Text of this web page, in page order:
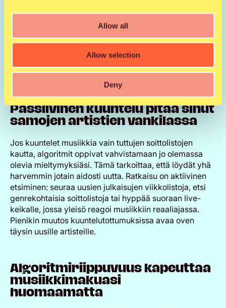
Allow all
Allow selection
Deny
musiikkipodcastit sekä live-tapahtumat. Algoritmit
oppivat makusi ja ehdottavat sinulle sopivaa uutta
musiikkia, mutta parhaat löydöt syntyvät usein
festivaaleilla ja yhteisöissä, joissa ihmiset jakavat aitoja
suosituksia. Kesän 2026 musiikkitarjonta on erityisen
rikas uusien kotimaisten artistien ansiosta.
Passiivinen kuuntelu pitää sinut
samojen artistien vankilassa
Jos kuuntelet musiikkia vain tuttujen soittolistojen
kautta, algoritmit oppivat vahvistamaan jo olemassa
olevia mieltymyksiäsi. Tämä tarkoittaa, että löydät yhä
harvemmin jotain aidosti uutta. Ratkaisu on aktiivinen
etsiminen: seuraa uusien julkaisujen viikkolistoja, etsi
genrekohtaisia soittolistoja tai hyppää suoraan live-
keikalle, jossa yleisö reagoi musiikkiin reaaliajassa.
Pienikin muutos kuuntelutottumuksissa avaa oven
täysin uusille artisteille.
Algoritmiriippuvuus kapeuttaa
musiikkimakuasi
huomaamatta